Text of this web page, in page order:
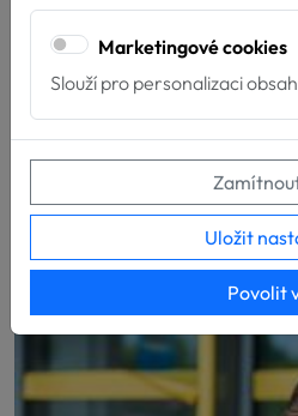
Nové týmy
Máme velkou radost z
svou přípravu pro
Marketingové cookies
Slouží pro personalizaci
Uložit
Povolit